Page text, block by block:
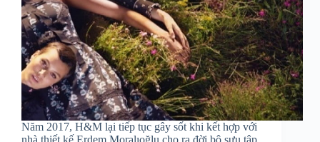
Năm 2017, H&M lại tiếp tục gây sốt khi kết hợp với